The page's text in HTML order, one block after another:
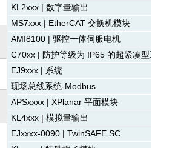
KL2xxx | 数字量输出
MS7xxx | EtherCAT 交换机模块
AMI8100 | 驱控一体伺服电机
C70xx | 防护等级为 IP65 的超紧凑型工业 PC
EJ9xxx | 系统
现场总线系统-Modbus
APSxxxx | XPlanar 平面模块
KL4xxx | 模拟量输出
EJxxxx-0090 | TwinSAFE SC